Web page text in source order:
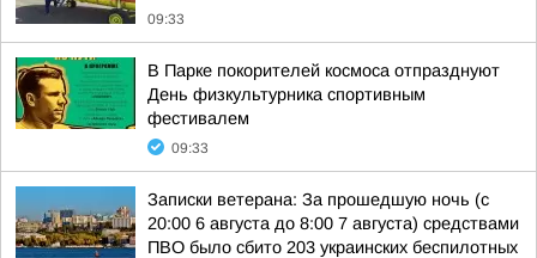
09:33
В Парке покорителей космоса отпразднуют
День физкультурника спортивным
фестивалем
09:33
Записки ветерана: За прошедшую ночь (с
20:00 6 августа до 8:00 7 августа) средствами
ПВО было сбито 203 украинских беспилотных